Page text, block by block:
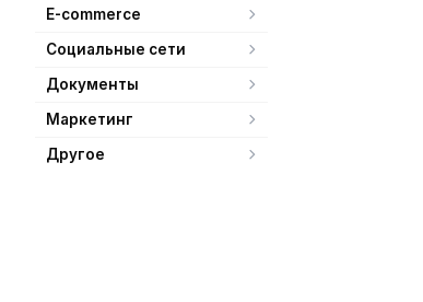
E-commerce
Социальные сети
Документы
Маркетинг
Другое